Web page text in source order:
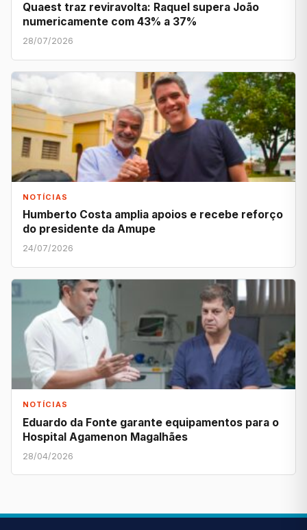
Quaest traz reviravolta: Raquel supera João
numericamente com 43% a 37%
28/07/2026
NOTÍCIAS
Humberto Costa amplia apoios e recebe reforço
do presidente da Amupe
24/07/2026
NOTÍCIAS
Eduardo da Fonte garante equipamentos para o
Hospital Agamenon Magalhães
28/04/2026